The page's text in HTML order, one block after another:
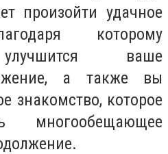
произойти удачное
которому
ваше
а также вы
знакомство, которое
многообещающее